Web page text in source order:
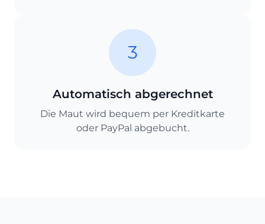
3
Automatisch abgerechnet
Die Maut wird bequem per Kreditkarte
oder PayPal abgebucht.